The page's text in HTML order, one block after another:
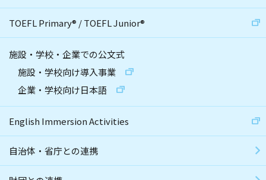
TOEFL Primary® /TOEFL Junior®
施設・学校・企業での公文式
施設・学校向け導入事業
企業・学校向け日本語
English Immersion Activities
自治体・省庁との連携